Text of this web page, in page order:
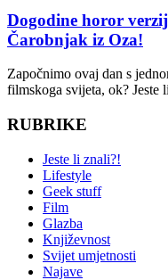
Dogodine horor
Čarobnjak iz Oza!
Započnimo ovaj dan s
filmskoga svijeta, ok? Jeste
RUBRIKE
Jeste li znali?!
Lifestyle
Geek stuff
Film
Glazba
Književnost
Svijet umjetnosti
Najave